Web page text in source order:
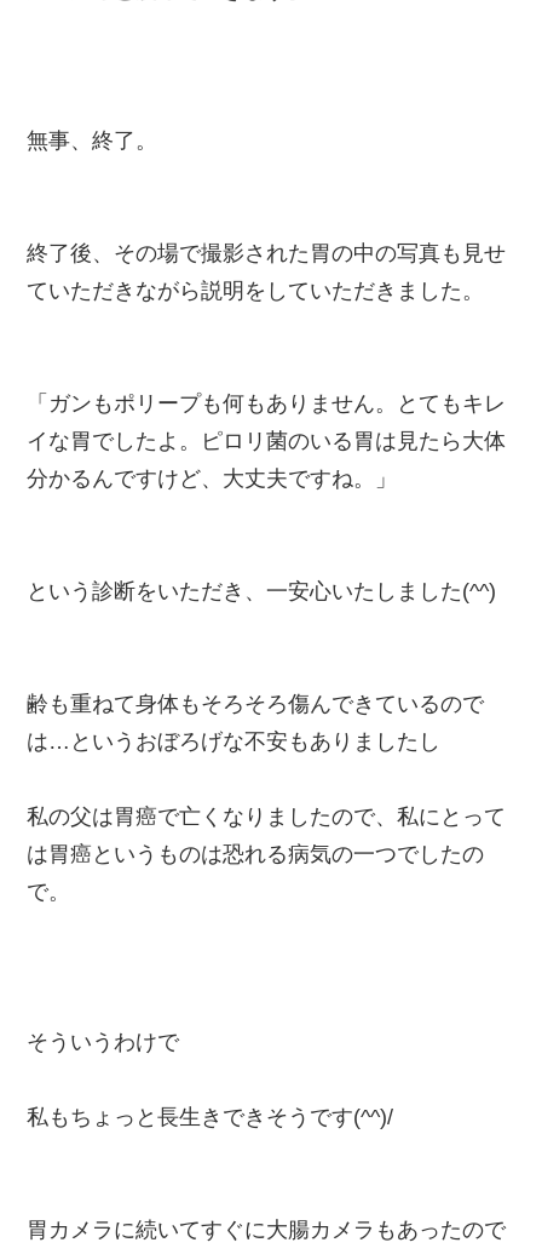
無事、終了。
終了後、その場で撮影された胃の中の写真も見せ
ていただきながら説明をしていただきました。
「ガンもポリープも何もありません。とてもキレ
イな胃でしたよ。ピロリ菌のいる胃は見たら大体
分かるんですけど、大丈夫ですね。」
という診断をいただき、一安心いたしました(^^)
齢も重ねて身体もそろそろ傷んできているので
は…というおぼろげな不安もありましたし
私の父は胃癌で亡くなりましたので、私にとって
は胃癌というものは恐れる病気の一つでしたの
で。
そういうわけで
私もちょっと長生きできそうです(^^)/
胃カメラに続いてすぐに大腸カメラもあったので